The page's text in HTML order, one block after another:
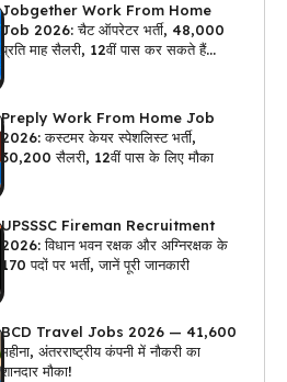
Jobgether Work From Home
Job 2026: चैट ऑपरेटर भर्ती, ₹48,000
प्रति माह सैलरी, 12वीं पास कर सकते हैं
Preply Work From Home Job
2026: कस्टमर केयर स्पेशलिस्ट भर्ती,
₹30,200 सैलरी, 12वीं पास के लिए मौका
UPSSSC Fireman Recruitment
2026: विधान भवन रक्षक और अग्निरक्षक के
170 पदों पर भर्ती, जानें पूरी जानकारी
BCD Travel Jobs 2026 — ₹41,600
महीना, अंतरराष्ट्रीय कंपनी में नौकरी का
शानदार मौका!